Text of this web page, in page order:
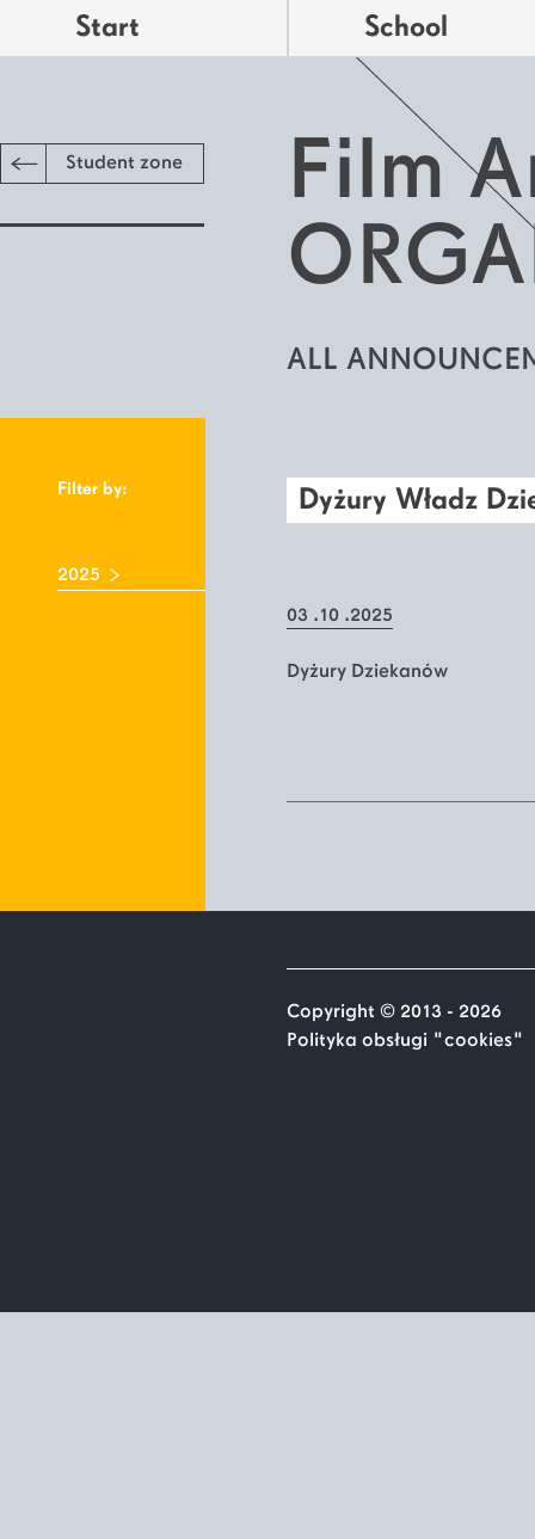
Start School
Student zone
Film
ALL
Filter by:
2025
Dyżury Władz
03 .10 .2025
Dyżury Dziekanów
Copyright © 2013 - 2026
Polityka obsługi "cookies"